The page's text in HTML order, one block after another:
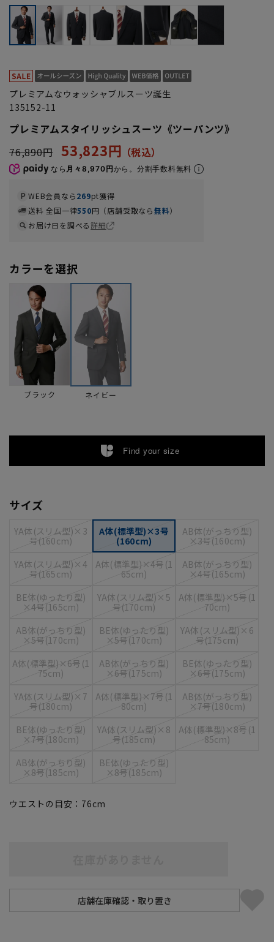
プレミアムなウォッシャブルスーツ誕生
135152-11
プレミアムスタイリッシュスーツ《ツーパンツ》
76,890円 53,823円
なら 月々8,970円から。分割手数料無料
WEB会員なら269pt獲得
送料 全国一律550円（店舗受取なら無料）
お届け日を調べる詳細
カラーを選択
ブラック ネイビー
Find your size
サイズ
YA体(スリム型)×3
号(160cm)
A体(標準型)×3号
(160cm)
AB体(がっちり型)
×3号(160cm)
YA体(スリム型)×4
号(165cm)
A体(標準型)×4号(1
65cm)
AB体(がっちり型)
×4号(165cm)
BE体(ゆったり型)
×4号(165cm)
YA体(スリム型)×5
号(170cm)
A体(標準型)×5号(1
70cm)
AB体(がっちり型)
×5号(170cm)
BE体(ゆったり型)
×5号(170cm)
YA体(スリム型)×6
号(175cm)
A体(標準型)×6号(1
75cm)
AB体(がっちり型)
×6号(175cm)
BE体(ゆったり型)
×6号(175cm)
YA体(スリム型)×7
号(180cm)
A体(標準型)×7号(1
80cm)
AB体(がっちり型)
×7号(180cm)
BE体(ゆったり型)
×7号(180cm)
YA体(スリム型)×8
号(185cm)
A体(標準型)×8号(1
85cm)
AB体(がっちり型)
×8号(185cm)
BE体(ゆったり型)
×8号(185cm)
ウエストの目安： 76cm